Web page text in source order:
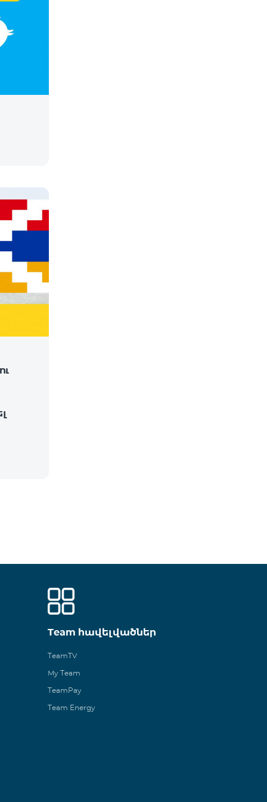
Team հավելվածներ
TeamTV
My Team
TeamPay
Team Energy